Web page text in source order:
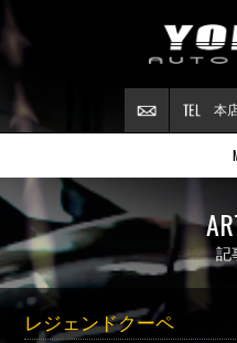
本
Stock list
在庫情報
Contract
ご成約情報
About NSX
NSXについて
記
レジェンドクーペ